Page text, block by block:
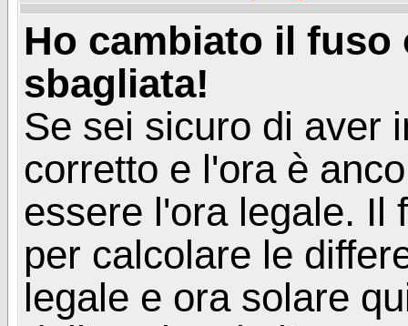
Ho cambiato il fuso
sbagliata!
Se sei sicuro di aver
corretto e l'ora è
essere l'ora legale. Il
per calcolare le
legale e ora solare